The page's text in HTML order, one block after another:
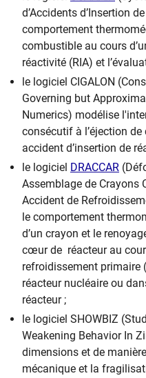
d’Accidents d’Insertion
comportement
combustible au cours
réactivité (RIA) et
le logiciel CIGALON
Governing but
Numerics) modélise
consécutif à l’éjection
accident d’insertion de
le logiciel DRACCAR
Assemblage de Crayons
Accident de
le comportement
d’un crayon et le
cœur de réacteur au
refroidissement primaire
réacteur nucléaire ou
réacteur ;
le logiciel SHOWBIZ
Weakening Behavior In
dimensions et de
mécanique et la